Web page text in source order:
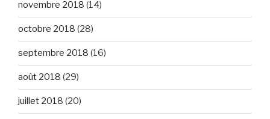
novembre 2018 (14)
octobre 2018 (28)
septembre 2018 (16)
août 2018 (29)
juillet 2018 (20)